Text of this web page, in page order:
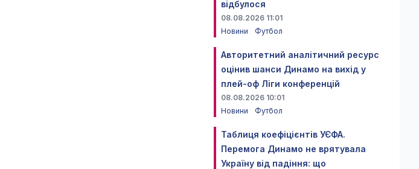
відбулося
08.08.2026 11:01
Новини
Футбол
Авторитетний аналітичний ресурс
оцінив шанси Динамо на вихід у
плей-оф Ліги конференцій
08.08.2026 10:01
Новини
Футбол
Таблиця коефіцієнтів УЄФА.
Перемога Динамо не врятувала
Україну від падіння: що